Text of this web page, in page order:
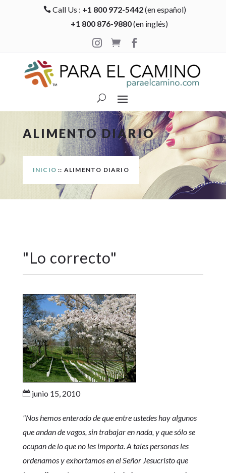
 Call Us : +1 800 972-5442(en español)
+1 800 876-9880(en inglés)

 
ALIMENTO DIARIO
INICIO :: ALIMENTO DIARIO
"Lo correcto"
junio 15, 2010
"Nos hemos enterado de que entre ustedes hay algunos
que andan de vagos, sin trabajar en nada, y que sólo se
ocupan de lo que no les importa. A tales personas les
ordenamos y exhortamos en el Señor Jesucristo que